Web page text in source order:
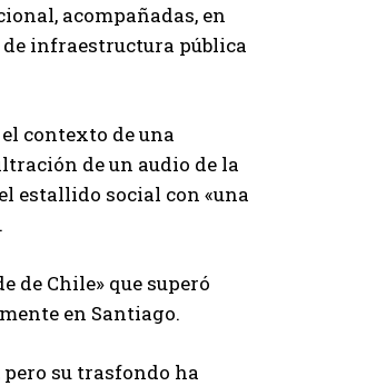
acompañadas, en
infraestructura pública
contexto de una
de un audio de la
estallido social con «una
de Chile» que superó
en Santiago.
su trasfondo ha